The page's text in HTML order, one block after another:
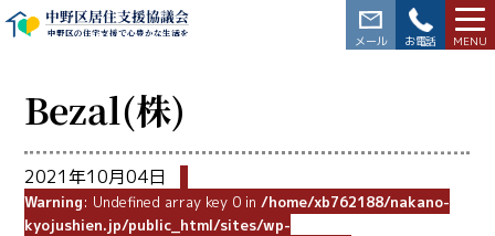
中野区居住支援協議会
中野区の住宅支援で心豊かな生活を
Bezal(株)
2021年10月04日
Warning: Undefined array key 0 in /home/xb762188/nakano-
kyojushien.jp/public_html/sites/wp-